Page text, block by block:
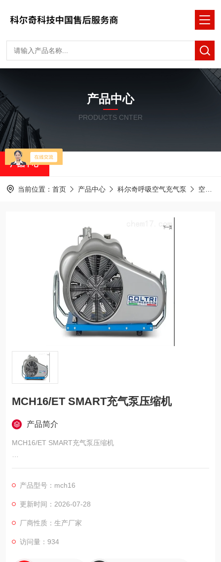
产品中心
PRODUCTS CNTER
产品中心
当前位置： 首页 产品中心 科尔奇呼吸空气充气泵 空气压缩机
MCH16/ET SMART充气泵压缩机
产品简介
MCH16/ET SMART充气泵压缩机
品牌及产地:意大利科尔奇ORIGINALMANFACTURER(AEROTE
驱动马达:三相电动机马达380-480伏(50HZ/60HZ)5.5 千瓦
产品型号：mch16
更新时间：2026-07-28
厂商性质：生产厂家
访问量：934